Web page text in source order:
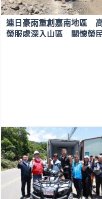
連日豪雨重創嘉南地區
榮服處深入山區 關懷榮